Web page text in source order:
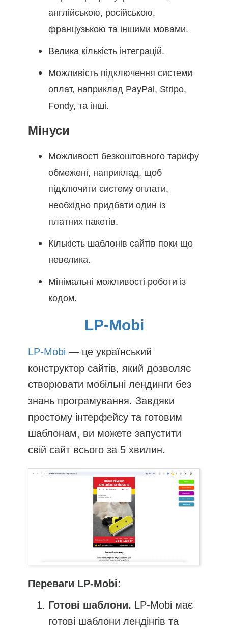
англійською, російською,
французькою та іншими мовами.
Велика кількість інтеграцій.
Можливість підключення системи
оплат, наприклад PayPal, Stripo,
Fondy, та інші.
Мінуси
Можливості безкоштовного тарифу
обмежені, наприклад, щоб
підключити систему оплати,
необхідно придбати один із
платних пакетів.
Кількість шаблонів сайтів поки що
невелика.
Мінімальні можливості роботи із
кодом.
LP-Mobi
LP-Mobi — це український
конструктор сайтів, який дозволяє
створювати мобільні лендинги без
знань програмування. Завдяки
простому інтерфейсу та готовим
шаблонам, ви можете запустити
свій сайт всього за 5 хвилин.
Переваги LP-Mobi:
Готові шаблони. LP-Mobi має
готові шаблони лендінгів та